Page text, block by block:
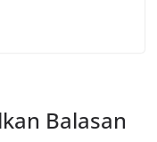
Balasan